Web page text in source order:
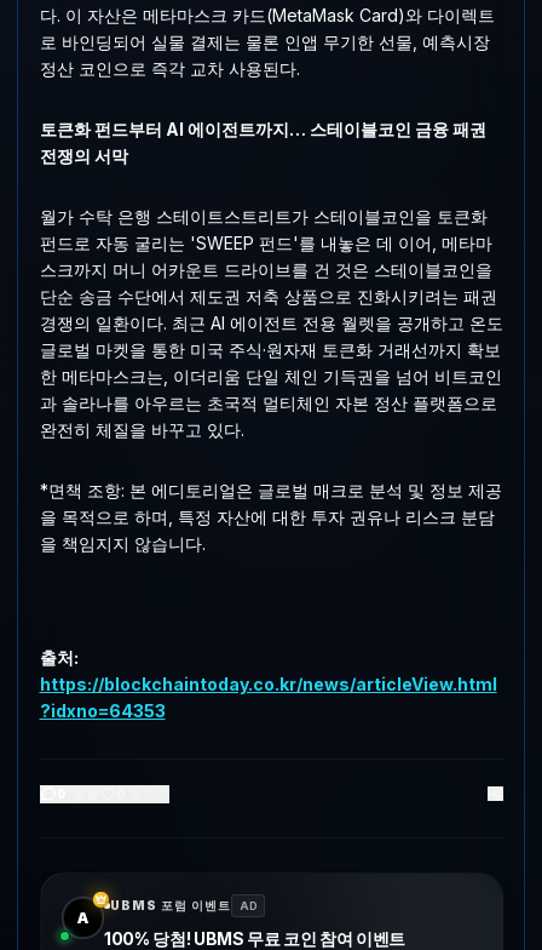
다. 이 자산은 메타마스크 카드(MetaMask Card)와 다이렉트
로 바인딩되어 실물 결제는 물론 인앱 무기한 선물, 예측시장
정산 코인으로 즉각 교차 사용된다.
토큰화 펀드부터 AI 에이전트까지… 스테이블코인 금융 패권
전쟁의 서막
월가 수탁 은행 스테이트스트리트가 스테이블코인을 토큰화
펀드로 자동 굴리는 'SWEEP 펀드'를 내놓은 데 이어, 메타마
스크까지 머니 어카운트 드라이브를 건 것은 스테이블코인을
단순 송금 수단에서 제도권 저축 상품으로 진화시키려는 패권
경쟁의 일환이다. 최근 AI 에이전트 전용 월렛을 공개하고 온도
글로벌 마켓을 통한 미국 주식·원자재 토큰화 거래선까지 확보
한 메타마스크는, 이더리움 단일 체인 기득권을 넘어 비트코인
과 솔라나를 아우르는 초국적 멀티체인 자본 정산 플랫폼으로
완전히 체질을 바꾸고 있다.
*면책 조항: 본 에디토리얼은 글로벌 매크로 분석 및 정보 제공
을 목적으로 하며, 특정 자산에 대한 투자 권유나 리스크 분담
을 책임지지 않습니다.
출처:
https://blockchaintoday.co.kr/news/articleView.html
?idxno=64353
A
UBMS 포럼 이벤트 AD
100% 당첨! UBMS 무료 코인 참여 이벤트